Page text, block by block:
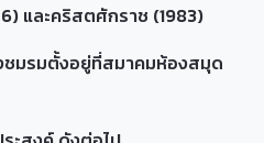
และคริสตศักราช (1983)
มตั้งอยู่ที่สมาคมห้องสมุด